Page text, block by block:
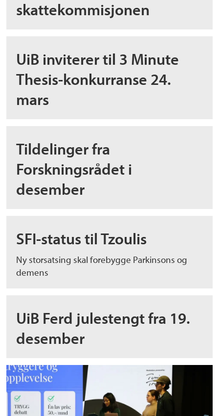
skattekommisjonen
UiB inviterer til 3 Minute
Thesis-konkurranse 24.
mars
Tildelinger fra
Forskningsrådet i
desember
SFI-status til Tzoulis
Ny storsatsing skal forebygge Parkinsons og
demens
UiB Ferd julestengt fra 19.
desember